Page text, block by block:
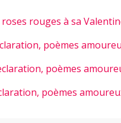
rouges à sa
poèmes
poèmes
poèmes